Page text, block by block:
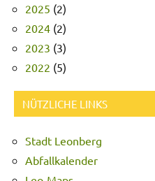
2025 (2)
2024 (2)
2023 (3)
2022 (5)
NÜTZLICHE LINKS
Stadt Leonberg
Abfallkalender